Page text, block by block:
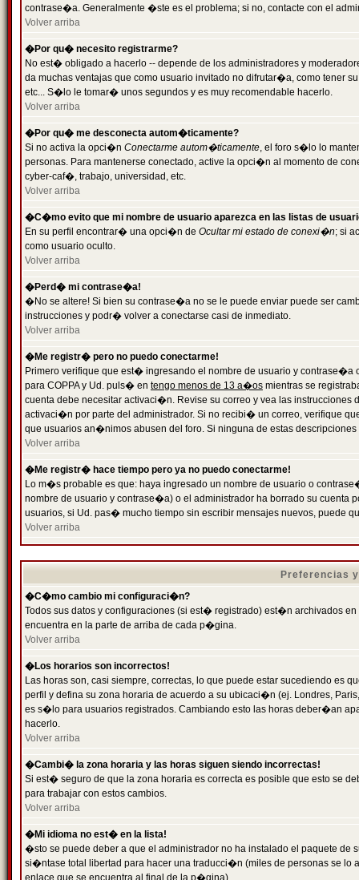
contrase�a. Generalmente �ste es el problema; si no, contacte con el
Volver arriba
�Por qu� necesito registrarme?
No est� obligado a hacerlo -- depende de los administradores y
da muchas ventajas que como usuario invitado no difrutar�a, como tener
etc... S�lo le tomar� unos segundos y es muy recomendable hacerlo.
Volver arriba
�Por qu� me desconecta autom�ticamente?
Si no activa la opci�n Conectarme autom�ticamente, el foro s�lo lo
personas. Para mantenerse conectado, active la opci�n al momento de
cyber-caf�, trabajo, universidad, etc.
Volver arriba
�C�mo evito que mi nombre de usuario aparezca en las listas de
En su perfil encontrar� una opci�n de Ocultar mi estado de conexi�n; si
como usuario oculto.
Volver arriba
�Perd� mi contrase�a!
�No se altere! Si bien su contrase�a no se le puede enviar puede ser
instrucciones y podr� volver a conectarse casi de inmediato.
Volver arriba
�Me registr� pero no puedo conectarme!
Primero verifique que est� ingresando el nombre de usuario y
para COPPA y Ud. puls� en tengo menos de 13 a�os mientras se
cuenta debe necesitar activaci�n. Revise su correo y vea las
activaci�n por parte del administrador. Si no recibi� un correo, verifique
que usuarios an�nimos abusen del foro. Si ninguna de estas
Volver arriba
�Me registr� hace tiempo pero ya no puedo conectarme!
Lo m�s probable es que: haya ingresado un nombre de usuario o
nombre de usuario y contrase�a) o el administrador ha borrado su
usuarios, si Ud. pas� mucho tiempo sin escribir mensajes nuevos, puede
Volver arriba
Preferencias
�C�mo cambio mi configuraci�n?
Todos sus datos y configuraciones (si est� registrado) est�n archivados
encuentra en la parte de arriba de cada p�gina.
Volver arriba
�Los horarios son incorrectos!
Las horas son, casi siempre, correctas, lo que puede estar sucediendo es
perfil y defina su zona horaria de acuerdo a su ubicaci�n (ej. Londres,
es s�lo para usuarios registrados. Cambiando esto las horas deber�an
hacerlo.
Volver arriba
�Cambi� la zona horaria y las horas siguen siendo incorrectas!
Si est� seguro de que la zona horaria es correcta es posible que esto se
para trabajar con estos cambios.
Volver arriba
�Mi idioma no est� en la lista!
�sto se puede deber a que el administrador no ha instalado el paquete
si�ntase total libertad para hacer una traducci�n (miles de personas se
enlace que se encuentra al final de la p�gina)